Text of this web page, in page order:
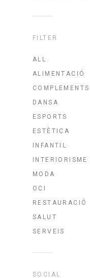
FILTER
ALL
ALIMENTACIÓ
COMPLEMENTS
DANSA
ESPORTS
ESTÈTICA
INFANTIL
INTERIORISME
MODA
OCI
RESTAURACIÓ
SALUT
SERVEIS
SOCIAL